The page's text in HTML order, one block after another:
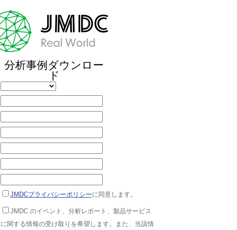
JMDCプライバシーポリシーに同意します。
JMDC のイベント、分析レポート、製品サービス
に関する情報の受け取りを希望します。また、当該情
分析事例ダウンロー
ド